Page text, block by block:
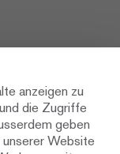
anzeigen zu
die Zugriffe
geben
unserer Website